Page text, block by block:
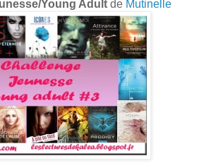
Young Adultde Mutinelle